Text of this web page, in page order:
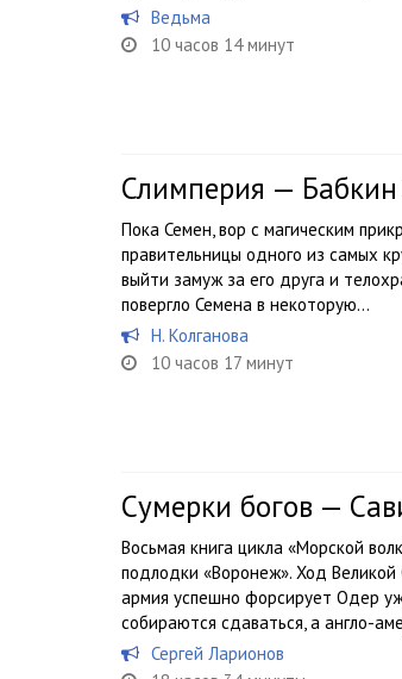
Ведьма
10 часов 14 минут
Слимперия —
Пока Семен, вор с магическим
правительницы одного из самых
выйти замуж за его друга и
повергло Семена в некоторую...
Н. Колганова
10 часов 17 минут
Сумерки богов —
Восьмая книга цикла «Морской
подлодки «Воронеж». Ход
армия успешно форсирует Одер
собираются сдаваться, а англо-
Сергей Ларионов